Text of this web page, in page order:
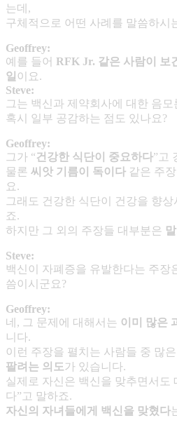
는데,
구체적으로 어떤 사례를 말씀하시
Geoffrey:
예를 들어 RFK Jr. 같은 사람이 보
일 이요.
Steve:
그는 백신과 제약회사에 대한 음
혹시 일부 공감하는 점도 있나요?
Geoffrey:
그가 “건강한 식단이 중요하다”고
물론 씨앗 기름이 독이다 같은 주
요.
그래도 건강한 식단이 건강을 향상
죠.
하지만 그 외의 주장들 대부분은
Steve:
백신이 자폐증을 유발한다는 주장
씀이시군요?
Geoffrey:
네, 그 문제에 대해서는 이미 많은
니다.
이런 주장을 펼치는 사람들 중 많
팔려는 의도가 있습니다.
실제로 자신은 백신을 맞추면서도
다”고 말하죠.
자신의 자녀들에게 백신을 맞혔다